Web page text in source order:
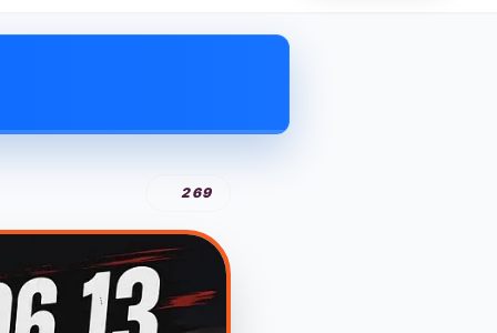
269